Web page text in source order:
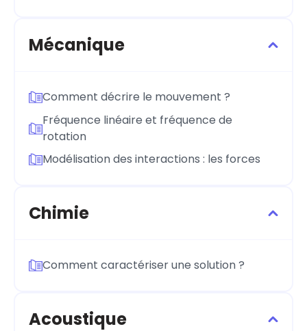
Mécanique
Comment décrire le mouvement ?
Fréquence linéaire et fréquence de
rotation
Modélisation des interactions : les forces
Chimie
Comment caractériser une solution ?
Acoustique